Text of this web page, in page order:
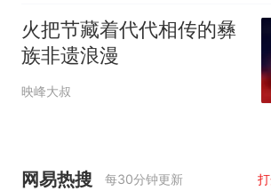
火把节藏着代代相传的彝
族非遗浪漫
映峰大叔
网易热搜 每30分钟更新